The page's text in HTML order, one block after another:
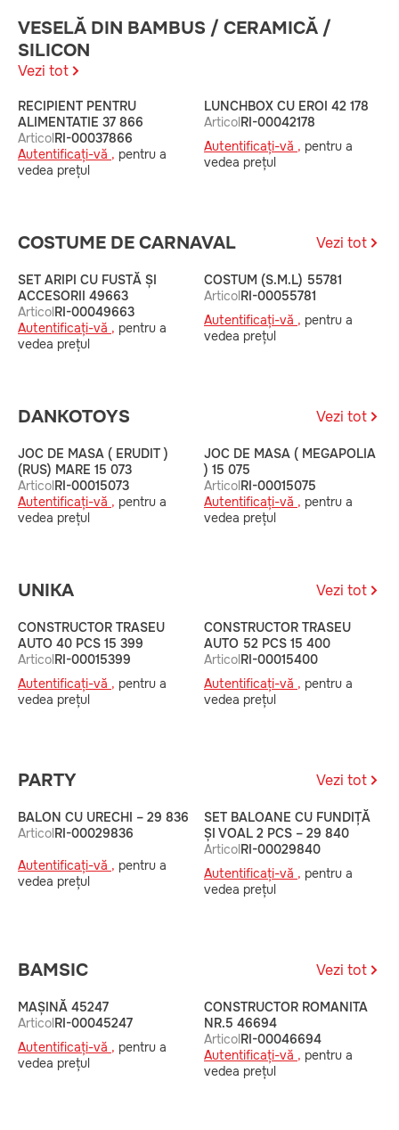
VESELĂ DIN BAMBUS / CERAMICĂ /
SILICON
Vezi tot
RECIPIENT PENTRU
ALIMENTATIE 37 866
ArticolRI-00037866
Autentificați-vă , pentru a
vedea prețul
LUNCHBOX CU EROI 42 178
ArticolRI-00042178
Autentificați-vă , pentru a
vedea prețul
COSTUME DE CARNAVAL Vezi tot
SET ARIPI CU FUSTĂ ȘI
ACCESORII 49663
ArticolRI-00049663
Autentificați-vă , pentru a
vedea prețul
COSTUM (S.M.L) 55781
ArticolRI-00055781
Autentificați-vă , pentru a
vedea prețul
DANKOTOYS Vezi tot
JOC DE MASA ( ERUDIT )
(RUS) MARE 15 073
ArticolRI-00015073
Autentificați-vă , pentru a
vedea prețul
JOC DE MASA ( MEGAPOLIA
) 15 075
ArticolRI-00015075
Autentificați-vă , pentru a
vedea prețul
UNIKA Vezi tot
CONSTRUCTOR TRASEU
AUTO 40 PCS 15 399
ArticolRI-00015399
Autentificați-vă , pentru a
vedea prețul
CONSTRUCTOR TRASEU
AUTO 52 PCS 15 400
ArticolRI-00015400
Autentificați-vă , pentru a
vedea prețul
PARTY Vezi tot
BALON CU URECHI – 29 836
ArticolRI-00029836
Autentificați-vă , pentru a
vedea prețul
SET BALOANE CU FUNDIȚĂ
ȘI VOAL 2 PCS – 29 840
ArticolRI-00029840
Autentificați-vă , pentru a
vedea prețul
BAMSIC Vezi tot
MAȘINĂ 45247
ArticolRI-00045247
Autentificați-vă , pentru a
vedea prețul
CONSTRUCTOR ROMANITA
NR.5 46694
ArticolRI-00046694
Autentificați-vă , pentru a
vedea prețul